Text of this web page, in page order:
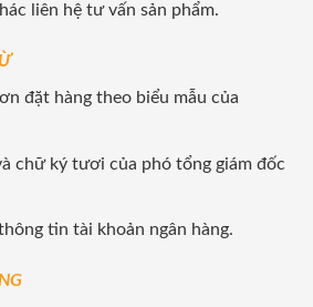
liên hệ tư vấn sản phẩm.
đặt hàng theo biểu mẫu của
chữ ký tươi của phó tổng giám đốc
tin tài khoản ngân hàng.